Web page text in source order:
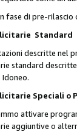
fase di pre-
Standard
descritte nel
standard
Idoneo.
Speciali o
attivare
aggiuntive o